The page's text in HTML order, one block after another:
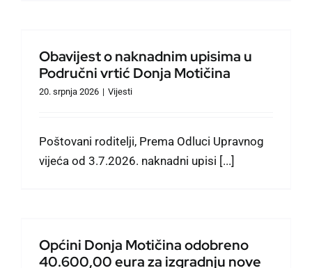
Obavijest o naknadnim upisima u
Područni vrtić Donja Motičina
20. srpnja 2026 | Vijesti
Poštovani roditelji, Prema Odluci Upravnog
vijeća od 3.7.2026. naknadni upisi [...]
Općini Donja Motičina odobreno
40.600,00 eura za izgradnju nove